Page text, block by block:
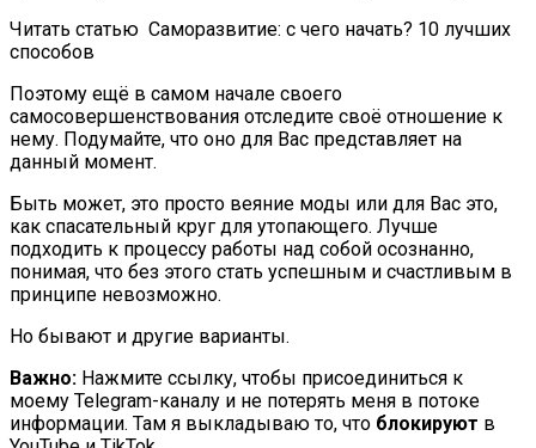
Читать статью Саморазвитие: с чего начать? 10 лучших
способов
Поэтому ещё в самом начале своего
самосовершенствования отследите своё отношение к
нему. Подумайте, что оно для Вас представляет на
данный момент.
Быть может, это просто веяние моды или для Вас это,
как спасательный круг для утопающего. Лучше
подходить к процессу работы над собой осознанно,
понимая, что без этого стать успешным и счастливым в
принципе невозможно.
Но бывают и другие варианты.
Важно: Нажмите ссылку, чтобы присоединиться к
моему Telegram-каналу и не потерять меня в потоке
информации. Там я выкладываю то, что блокируют в